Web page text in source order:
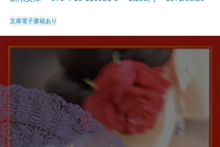
文庫電子書籍あり